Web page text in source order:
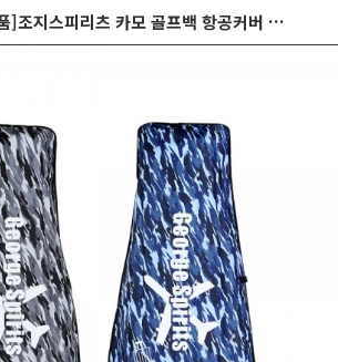
[아미스포츠 정품]조지스피리츠 카모 골프백 항공커버 GF